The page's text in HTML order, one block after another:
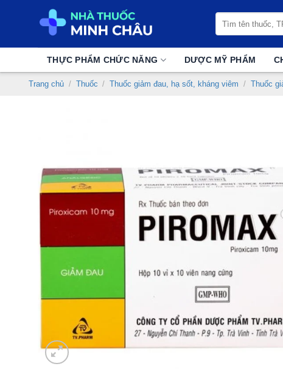
kiếm:
THỰC PHẨM CHỨC NĂNG DƯỢC MỸ PHẨM
Trang chủ / Thuốc / Thuốc giảm đau, hạ sốt, kháng viêm / Thuốc